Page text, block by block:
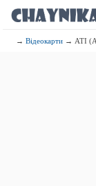
→Відеокарти → ATI